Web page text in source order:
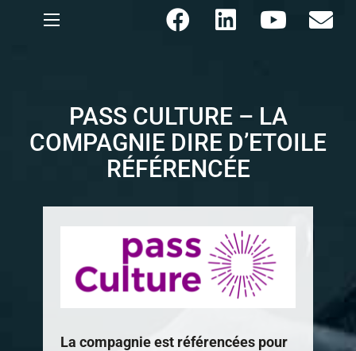
PASS CULTURE – LA
COMPAGNIE DIRE D’ETOILE
RÉFÉRENCÉE
La compagnie est référencées pour